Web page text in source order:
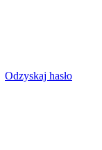
Odzyskaj hasło